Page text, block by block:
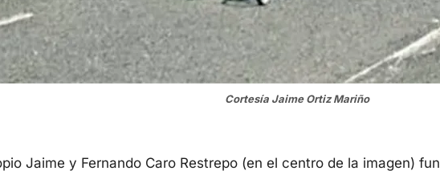
Cortesía Jaime Ortiz Mariño
Jaime y Fernando Caro Restrepo (en el centro de la imagen)